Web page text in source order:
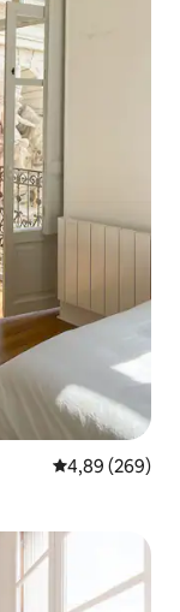
4,89 av 5 i
4,89 (269)